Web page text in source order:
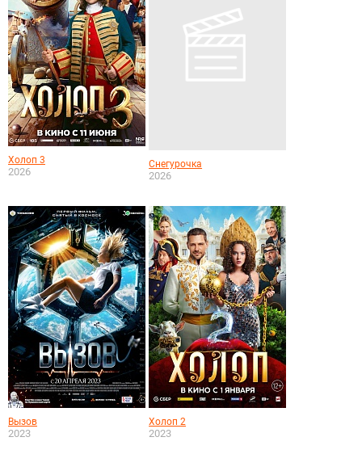
Холоп 3
2026
Снегурочка
2026
Вызов
2023
Холоп 2
2023